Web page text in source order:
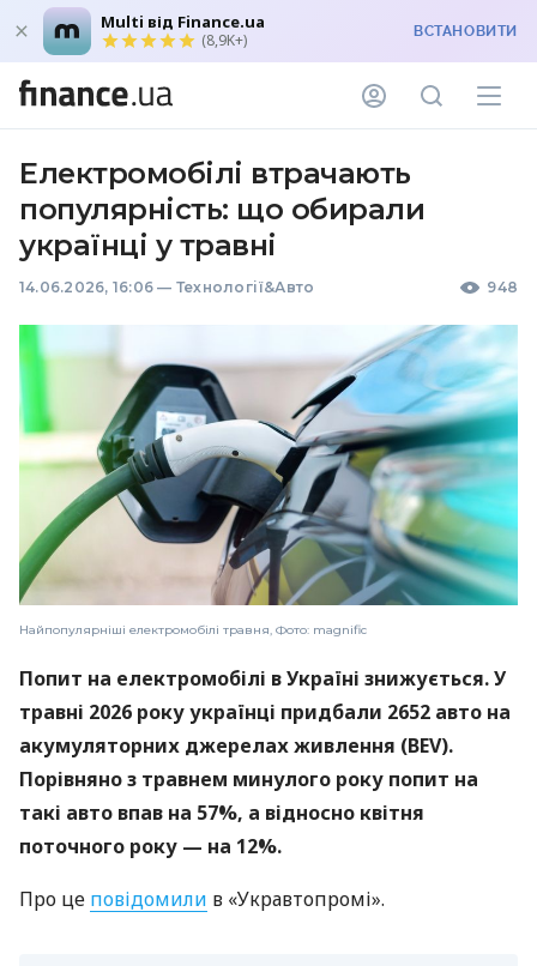
Multi від Finance.ua
(8,9K+) ВСТАНОВИТИ
Електромобілі втрачають
популярність: що обирали
українці у травні
14.06.2026, 16:06 — Технології&Авто 948
Найпопулярніші електромобілі травня, Фото: magnific
Попит на електромобілі в Україні знижується. У
травні 2026 року українці придбали 2652 авто на
акумуляторних джерелах живлення (BEV).
Порівняно з травнем минулого року попит на
такі авто впав на 57%, а відносно квітня
поточного року — на 12%.
Про це повідомили в «Укравтопромі».